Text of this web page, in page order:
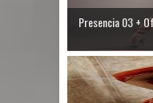
Presencia 03 +